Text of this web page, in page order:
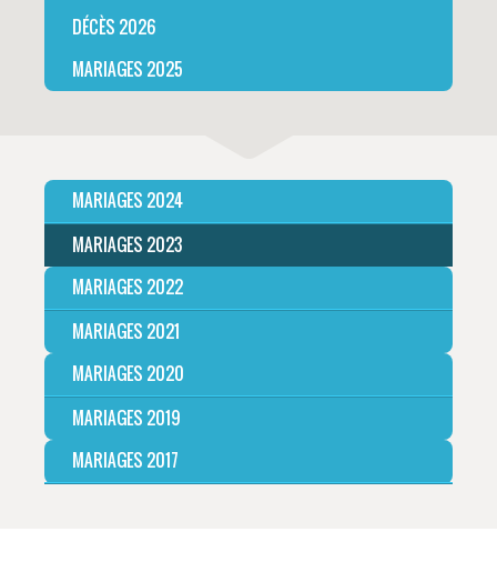
DÉCÈS 2026
MARIAGES 2025
MARIAGES 2024
MARIAGES 2023
MARIAGES 2022
MARIAGES 2021
MARIAGES 2020
MARIAGES 2019
MARIAGES 2017